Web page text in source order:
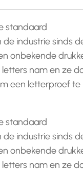
standaard
industrie sinds
onbekende
nam en ze
een letterproef te
standaard
industrie sinds
onbekende
nam en ze